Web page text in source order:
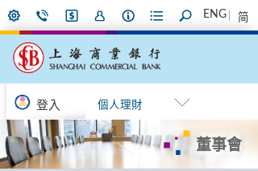
ENG 简
登入 個人理財
董事會